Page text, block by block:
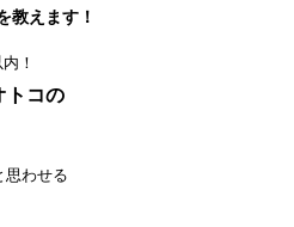
教えます！
！
トコの
思わせる